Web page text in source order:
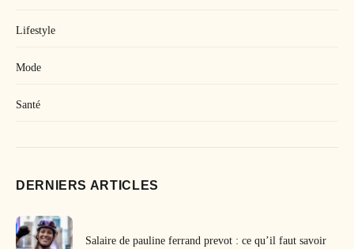
Lifestyle
Mode
Santé
DERNIERS ARTICLES
Salaire de pauline ferrand prevot : ce qu’il faut savoir